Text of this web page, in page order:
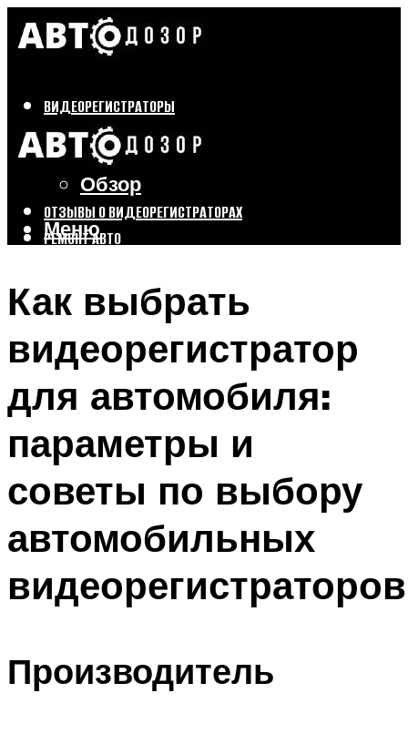
ВИДЕОРЕГИСТРАТОРЫ
Бренды
Выбор
Обзор
ОТЗЫВЫ О ВИДЕОРЕГИСТРАТОРАХ
РЕМОНТ АВТО
Меню
Как выбрать
видеорегистратор
для автомобиля:
параметры и
советы по выбору
автомобильных
видеорегистраторов
Производитель